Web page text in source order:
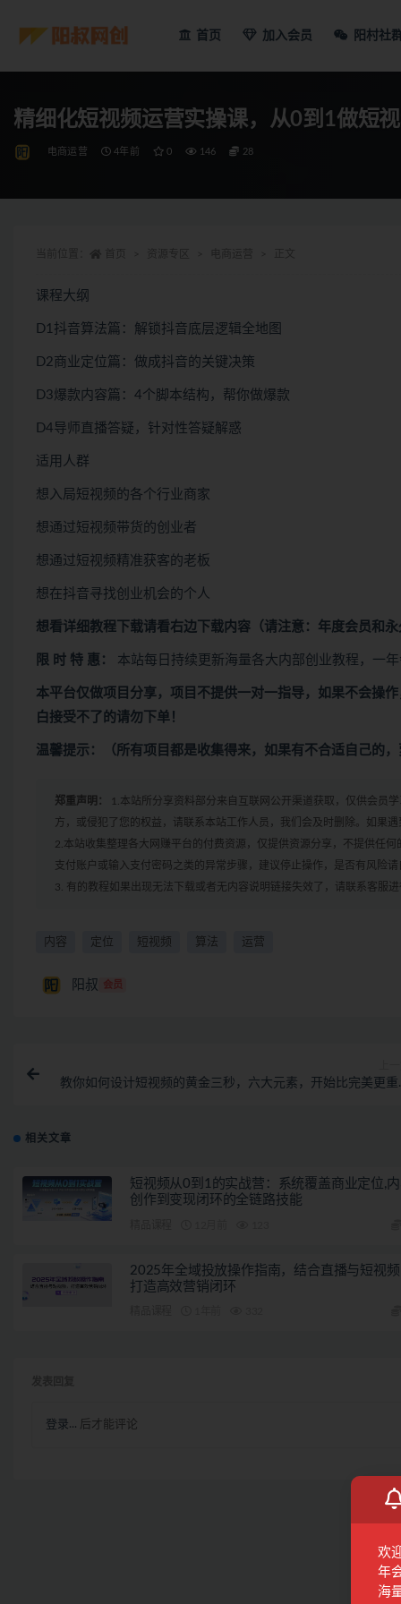
首页 加入会员 阳村社
精细化短视频运营实操课，从0到1做短
电商运营 4年前 0 146 28
课程大纲
D1抖音算法篇：解锁抖音底层逻辑全地图
D2商业定位篇：做成抖音的关键决策
D3爆款内容篇：4个脚本结构，帮你做爆款
D4导师直播答疑，针对性答疑解惑
适用人群
想入局短视频的各个行业商家
想通过短视频带货的创业者
想通过短视频精准获客的老板
想在抖音寻找创业机会的个人
想看详细教程下载请看右边下载内容 （请注意：年度会员和
限 时 特 惠： 本站每日持续更新海量各大内部创业教程，一
本平台仅做项目分享，项目不提供一对一指导，如果不会操
白接受不了的请勿下单！
温馨提示：（所有项目都是收集得来，如果有不合适自己的
郑重声明：
1.本站所分享资料部分来自互联网公开渠道获取，仅供会员
方，或侵犯了您的权益，请联系本站工作人员，我们会及时删除。如果
2.本站收集整理各大网赚平台的付费资源，仅提供资源分享，不提供任
支付账户或输入支付密码之类的异常步骤，建议停止操作，是否有风险请
3. 有的教程如果出现无法下载或者无内容说明链接失效了，请联系客服进
内容 定位 短视频 算法 运营
阳叔 会员
教你如何设计短视频的黄金三秒，六大元素，开始比完美更重
相关文章
短视频从0到1的实战营：系统覆盖商业定位,
创作到变现闭环的全链路技能
2025年全域投放操作指南，结合直播与短视频
打造高效营销闭环
登录... 后才能评论
欢
年
海